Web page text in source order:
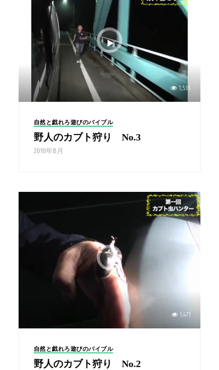
1,538
自然と戯れろ遊びのバイブル
野人のカブト狩り No.3
2010年8月
1,471
自然と戯れろ遊びのバイブル
野人のカブト狩り No.2